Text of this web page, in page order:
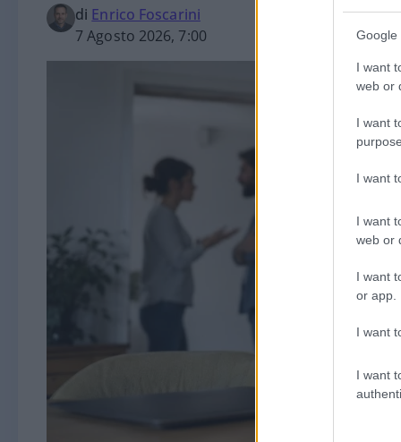
Google
I want
web or
I want
I want
I want
web or
I want
or app.
I want
I want
di Enrico Foscarini
7 Agosto 2026, 7:00